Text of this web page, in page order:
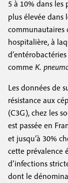
5 à 10% dans les
plus élevée dans
communautaires
hospitalière, à
comme K.
Les données de
résistance aux
(C3G), chez les
est passée en
et jusqu’à 30%
cette prévalence
d’infections
dont le